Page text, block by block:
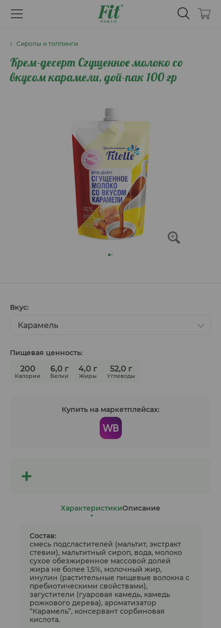
Сиропы и топпинги
Крем-десерт Сгущенное молоко со
вкусом карамели, дой-пак 100 гр
Вкус:
Карамель
Пищевая ценность:
200
Калории
6,0 г
Белки
4,0 г
Жиры
52,0 г
Углеводы
Купить на маркетплейсах:
ХарактеристикиОписание
Состав:
смесь подсластителей (мальтит, экстракт
стевии), мальтитный сироп, вода, молоко
сухое обезжиренное массовой долей
жира не более 1,5%, молочный жир,
инулин (растительные пищевые волокна с
пребиотическими свойствами),
загустители (гуаровая камедь, камедь
рожкового дерева), ароматизатор
“Карамель”, консервант сорбиновая
кислота.